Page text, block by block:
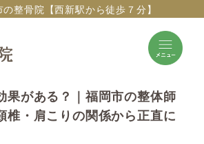
整骨院【西新駅から徒歩７分】
果がある？｜福岡市の整体師
椎・肩こりの関係から正直に